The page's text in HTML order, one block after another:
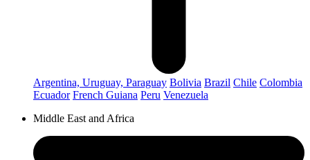
Argentina, Uruguay, Paraguay Bolivia Brazil Chile Colombia
Ecuador French Guiana Peru Venezuela
Middle East and Africa